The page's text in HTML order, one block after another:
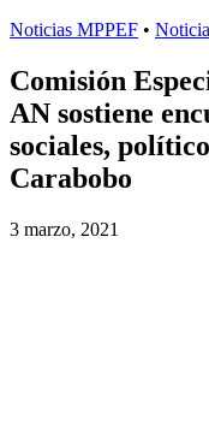
Noticias MPPEF •
Comisión
AN sostiene
sociales,
Carabobo
3 marzo, 2021